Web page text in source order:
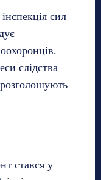
сил
слідства
стався у